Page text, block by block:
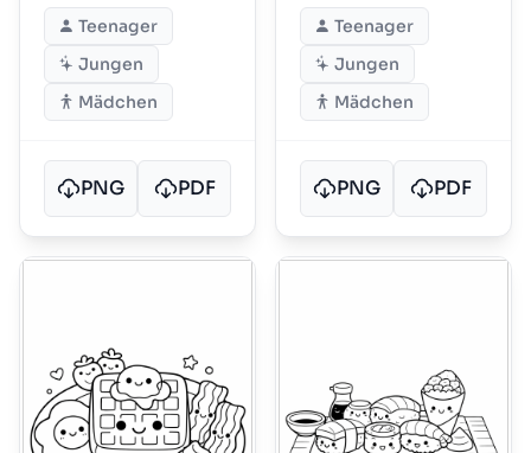
Teenager
Jungen
Mädchen
PNG PDF
Teenager
Jungen
Mädchen
PNG PDF